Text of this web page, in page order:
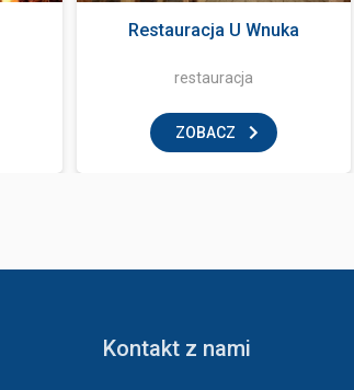
Restauracja U Wnuka
restauracja
ZOBACZ
Kontakt z nami